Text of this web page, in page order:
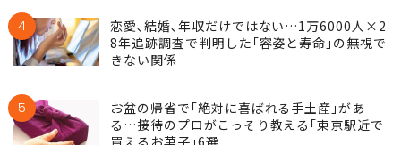
4
恋愛､結婚､年収だけではない…1万6000人×2
8年追跡調査で判明した｢容姿と寿命｣の無視で
きない関係
5
お盆の帰省で｢絶対に喜ばれる手土産｣があ
る…接待のプロがこっそり教える｢東京駅近で
買えるお菓子｣6選